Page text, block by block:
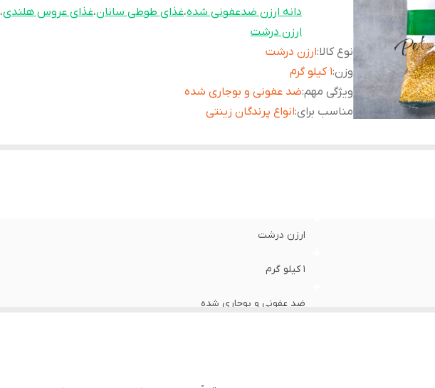
دانه ارزن ضدعفونی شده،غذای طوطی سانان،غذای عروس هلندی،
ارزن درشت
نوع کالا:ارزن درشت
وزن:1 کیلو گرم
ویژگی مهم:ضد عفونی و بوجاری شده
مناسب برای:انواع پرندگان زینتی
ارزن درشت
1 کیلو گرم
ضد عفونی و بوجاری شده